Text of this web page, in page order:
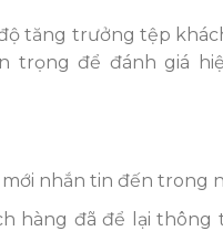
tăng trưởng tệp
trọng để đánh giá
nhắn tin đến trong
hàng đã để lại thông